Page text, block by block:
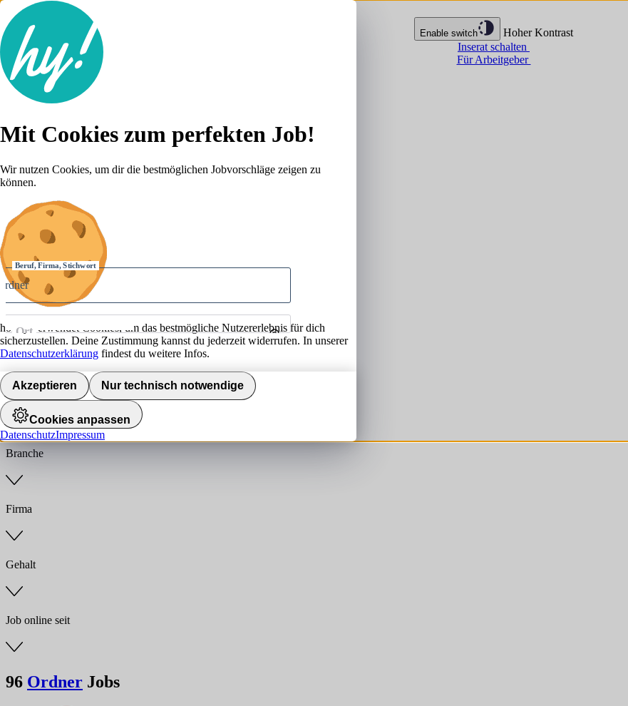
Enable switch
Hoher Kontrast
Inserat schalten
Für Arbeitgeber
Lebenslauf
Karriere-Tipps
Anmelden
Beruf, Firma, Stichwort
Ort
Umkreis
Jobs finden
Anstellungsart
Branche
Firma
Gehalt
Job online seit
96 Ordner Jobs
Mit Cookies zum perfekten Job!
Wir nutzen Cookies, um dir die bestmöglichen Jobvorschläge zeigen zu
können.
hokify verwendet Cookies, um das bestmögliche Nutzererlebnis für dich
sicherzustellen. Deine Zustimmung kannst du jederzeit widerrufen. In unserer
Datenschutzerklärung findest du weitere Infos.
Akzeptieren Nur technisch notwendige
Cookies anpassen
DatenschutzImpressum